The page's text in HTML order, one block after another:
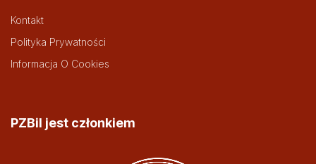
Kontakt
Polityka Prywatności
Informacja O Cookies
PZBil jest członkiem